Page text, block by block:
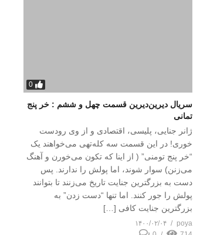
0
سریال دیرین‌دیرین قسمت چهل و ششم : خر پنج
تمانی
ژانر جنایی، پلیسی، اقتصادی و از وی رودست
خوری! در این قسمت سه کله‌تهی می‌خواهند یک
“خر پنج تومنی” ( از اینا که تکون می‌خورن و آهنگ
می‌زنن) سوار شوند، اما پولش را ندارند. پس
دست به بزرگترین جنایت تاریخ می‌زنند تا بتوانند
پولش را جور کنند. اما تنها “دست زدن” به
بزرگترین جنایت کافی […]
poya
۱۴۰۰/۰۲/۰۴